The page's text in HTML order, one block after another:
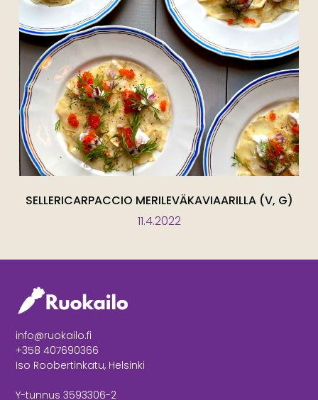
SELLERICARPACCIO MERILEVÄKAVIAARILLA (V, G)
11.4.2022
info@ruokailo.fi
+358 407690366
Iso Roobertinkatu, Helsinki
Y-tunnus 3593306-2